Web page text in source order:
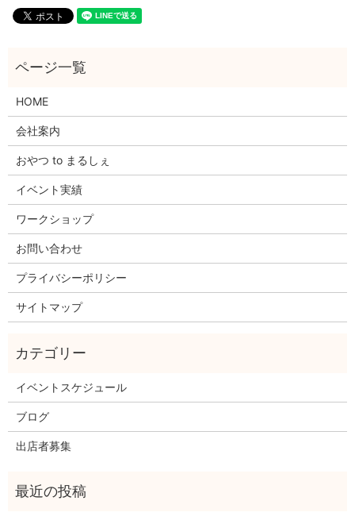
HOME
会社案内
おやつ to まるしぇ
イベント実績
ワークショップ
お問い合わせ
プライバシーポリシー
サイトマップ
イベントスケジュール
ブログ
出店者募集